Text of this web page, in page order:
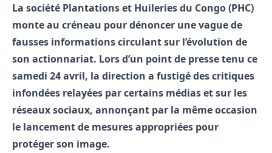
La société Plantations et Huileries du Congo (PHC)
monte au créneau pour dénoncer une vague de
fausses informations circulant sur l’évolution de
son actionnariat. Lors d’un point de presse tenu ce
samedi 24 avril, la direction a fustigé des critiques
infondées relayées par certains médias et sur les
réseaux sociaux, annonçant par la même occasion
le lancement de mesures appropriées pour
protéger son image.